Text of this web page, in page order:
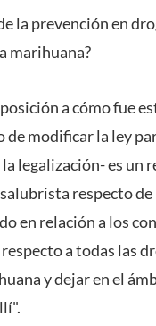
la prevención en
marihuana?
a cómo fue
modificar la ley
legalización- es
respecto
en relación a los
a todas las
y dejar en el